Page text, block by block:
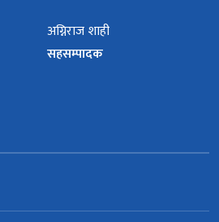
अग्निराज शाही
सहसम्पादक